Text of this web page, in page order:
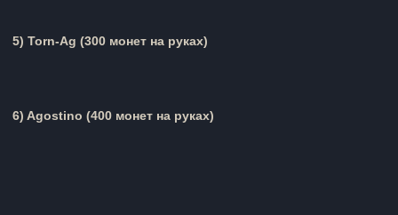
5) Torn-Ag (300 монет на руках)
6) Agostino (400 монет на руках)